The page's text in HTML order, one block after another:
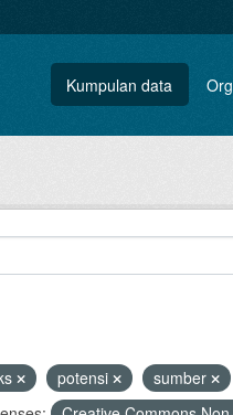
Kumpulan data
potensi sumber